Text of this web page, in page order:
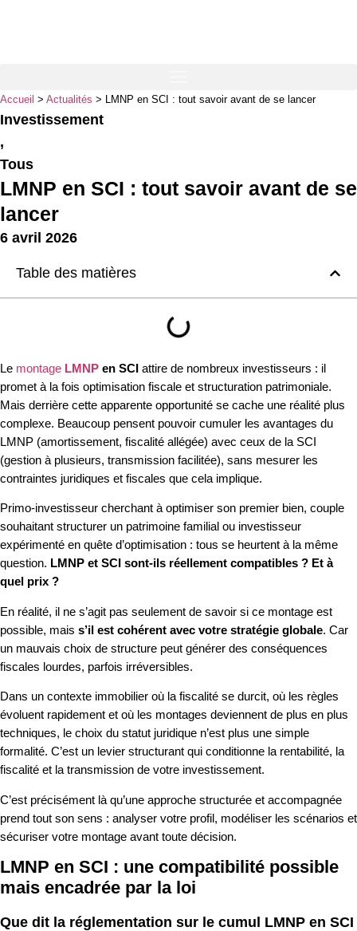
Accueil > Actualités > LMNP en SCI : tout savoir avant de se lancer
Investissement
,
Tous
LMNP en SCI : tout savoir avant de se
lancer
6 avril 2026
Table des matières
Le montage LMNP en SCI attire de nombreux investisseurs : il
promet à la fois optimisation fiscale et structuration patrimoniale.
Mais derrière cette apparente opportunité se cache une réalité plus
complexe. Beaucoup pensent pouvoir cumuler les avantages du
LMNP (amortissement, fiscalité allégée) avec ceux de la SCI
(gestion à plusieurs, transmission facilitée), sans mesurer les
contraintes juridiques et fiscales que cela implique.
Primo-investisseur cherchant à optimiser son premier bien, couple
souhaitant structurer un patrimoine familial ou investisseur
expérimenté en quête d’optimisation : tous se heurtent à la même
question. LMNP et SCI sont-ils réellement compatibles ? Et à
quel prix ?
En réalité, il ne s’agit pas seulement de savoir si ce montage est
possible, mais s’il est cohérent avec votre stratégie globale. Car
un mauvais choix de structure peut générer des conséquences
fiscales lourdes, parfois irréversibles.
Dans un contexte immobilier où la fiscalité se durcit, où les règles
évoluent rapidement et où les montages deviennent de plus en plus
techniques, le choix du statut juridique n’est plus une simple
formalité. C’est un levier structurant qui conditionne la rentabilité, la
fiscalité et la transmission de votre investissement.
C’est précisément là qu’une approche structurée et accompagnée
prend tout son sens : analyser votre profil, modéliser les scénarios et
sécuriser votre montage avant toute décision.
LMNP en SCI : une compatibilité possible
mais encadrée par la loi
Que dit la réglementation sur le cumul LMNP en SCI